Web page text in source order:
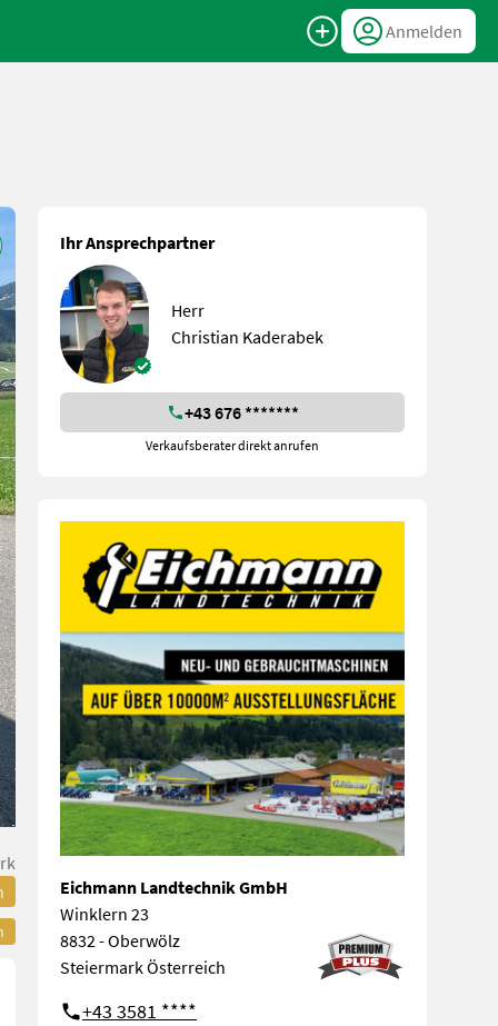
Anmelden
Ihr Ansprechpartner
Herr
Christian Kaderabek
+43 676 *******
Verkaufsberater direkt anrufen
Eichmann Landtechnik GmbH
Winklern 23
8832 - Oberwölz
Steiermark Österreich
+43 3581 ****